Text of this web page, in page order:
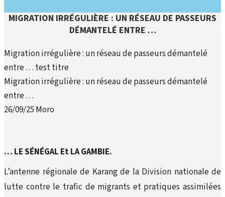
MIGRATION IRRÉGULIÈRE : UN RÉSEAU DE PASSEURS
DÉMANTELÉ ENTRE …
Migration irrégulière : un réseau de passeurs démantelé
entre … test titre
Migration irrégulière : un réseau de passeurs démantelé
entre …
26/09/25 Moro
… LE SÉNÉGAL Et LA GAMBIE.
L’antenne régionale de Karang de la Division nationale de
lutte contre le trafic de migrants et pratiques assimilées